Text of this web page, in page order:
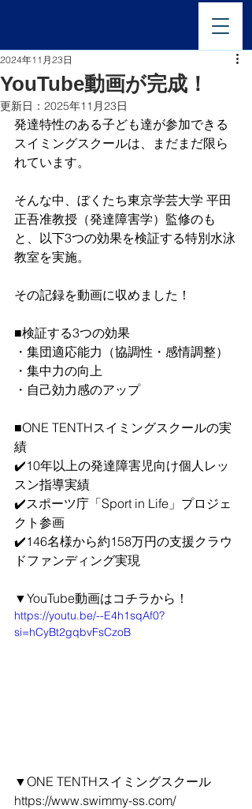
YouTube動画が完成！
2024年11月23日
更新日： 2025年11月23日
発達特性のある子ども達が参加できる
スイミングスクールは、まだまだ限ら
れています。
そんな中、ぼくたち東京学芸大学 平田
正吾准教授（発達障害学）監修のも
と、以下3つの効果を検証する特別水泳
教室を実施。
その記録を動画に収めました！
■検証する3つの効果
・集団適応能力（協調性・感情調整）
・集中力の向上
・自己効力感のアップ
■ONE TENTHスイミングスクールの実
績
✔️10年以上の発達障害児向け個人レッ
スン指導実績
✔️スポーツ庁「Sport in Life」プロジェ
クト参画
✔️146名様から約158万円の支援クラウ
ドファンディング実現
▼YouTube動画はコチラから！
https://youtu.be/--E4h1sqAf0?
si=hCyBt2gqbvFsCzoB
▼ONE TENTHスイミングスクール
https://www.swimmy-ss.com/